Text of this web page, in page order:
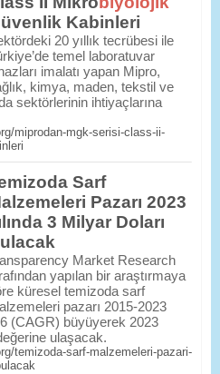
Kabinleri
20 yıllık tecrübesi ile
temel laboratuvar
imalatı yapan Mipro,
kimya, maden, tekstil ve
sektörlerinin ihtiyaçlarına
miprodan-mgk-serisi-class-ii-
Sarf
Pazarı 2023
3 Milyar Doları
Market Research
yapılan bir araştırmaya
küresel temizoda sarf
pazarı 2015-2023
(CAGR) büyüyerek 2023
ulaşacak.
temizoda-sarf-malzemeleri-pazari-